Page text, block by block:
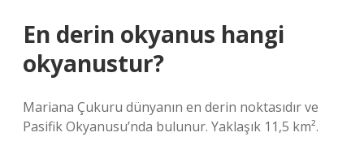
En derin okyanus hangi
okyanustur?
Mariana Çukuru dünyanın en derin noktasıdır ve
Pasifik Okyanusu’nda bulunur. Yaklaşık 11,5 km².